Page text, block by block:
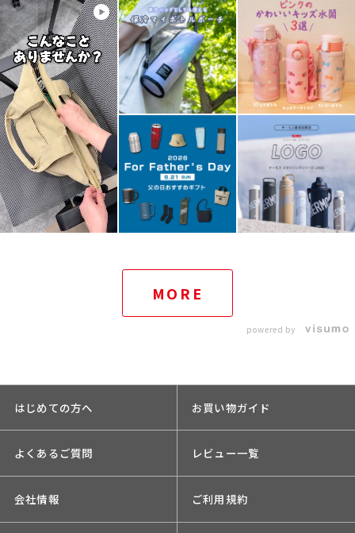
MORE
powered by
はじめての方へ お買い物ガイド
よくあるご質問 レビュー一覧
会社情報 ご利用規約